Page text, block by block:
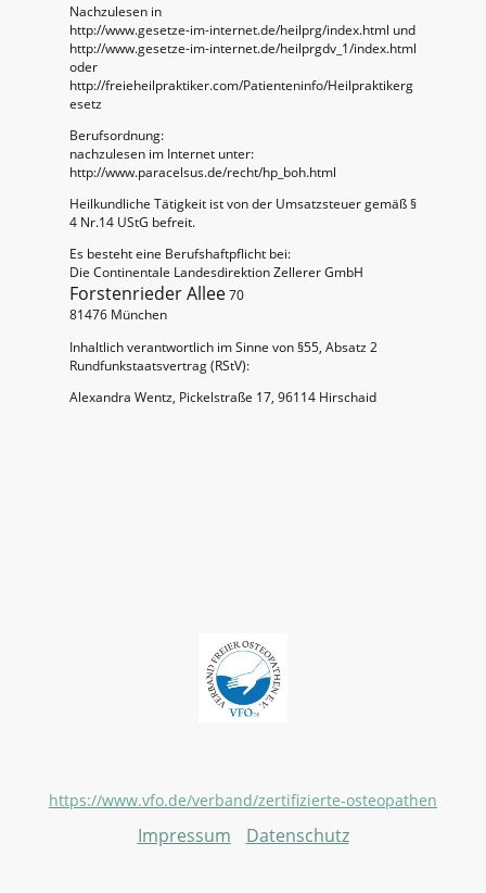
Nachzulesen in
http://www.gesetze-im-internet.de/heilprg/index.html und
http://www.gesetze-im-internet.de/heilprgdv_1/index.html
oder
http://freieheilpraktiker.com/Patienteninfo/Heilpraktikerg
esetz
Berufsordnung:
nachzulesen im Internet unter:
http://www.paracelsus.de/recht/hp_boh.html
Heilkundliche Tätigkeit ist von der Umsatzsteuer gemäß §
4 Nr.14 UStG befreit.
Es besteht eine Berufshaftpflicht bei:
Die Continentale Landesdirektion Zellerer GmbH
Forstenrieder Allee70
81476 München
Inhaltlich verantwortlich im Sinne von §55, Absatz 2
Rundfunkstaatsvertrag (RStV):
Alexandra Wentz, Pickelstraße 17, 96114 Hirschaid
https://www.vfo.de/verband/zertifizierte-osteopathen
Impressum Datenschutz